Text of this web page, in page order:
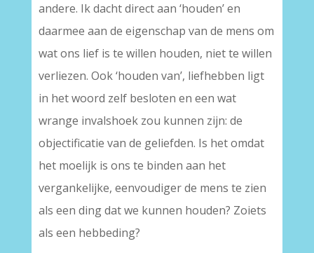
andere. Ik dacht direct aan ‘houden’ en
daarmee aan de eigenschap van de mens om
wat ons lief is te willen houden, niet te willen
verliezen. Ook ‘houden van’, liefhebben ligt
in het woord zelf besloten en een wat
wrange invalshoek zou kunnen zijn: de
objectificatie van de geliefden. Is het omdat
het moelijk is ons te binden aan het
vergankelijke, eenvoudiger de mens te zien
als een ding dat we kunnen houden? Zoiets
als een hebbeding?